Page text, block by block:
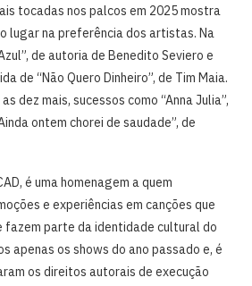
tocadas nos palcos em 2025 mostra
lugar na preferência dos artistas. Na
de autoria de Benedito Seviero e
de “Não Quero Dinheiro”, de Tim Maia.
dez mais, sucessos como “Anna Julia”,
ontem chorei de saudade”, de
é uma homenagem a quem
e experiências em canções que
fazem parte da identidade cultural do
apenas os shows do ano passado e, é
os direitos autorais de execução